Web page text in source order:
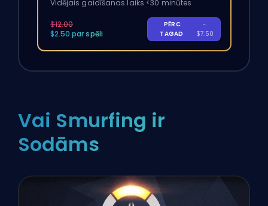
Vidējais gaidīšanas laiks <30 minūtes
$12.00
$2.50 par spēli
PĒRC
TAGAD
-
$7.50
Vai Smurfing ir
Sodāms